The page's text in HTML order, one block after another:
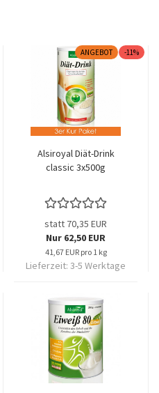
ANGEBOT -11%
Alsiroyal Diät-Drink
classic 3x500g
statt 70,35 EUR
Nur 62,50 EUR
41,67 EUR pro 1 kg
Lieferzeit: 3-5 Werktage